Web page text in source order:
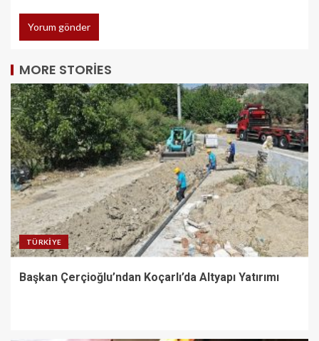
MORE STORIES
TÜRKIYE
Başkan Çerçioğlu’ndan Koçarlı’da Altyapı Yatırımı